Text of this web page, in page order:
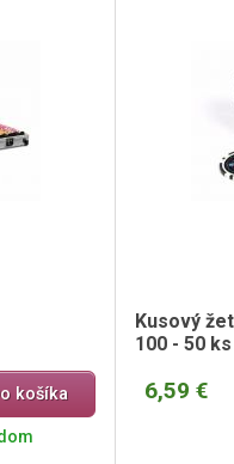
košíka
Kusový
100 - 50 ks
6,59 €